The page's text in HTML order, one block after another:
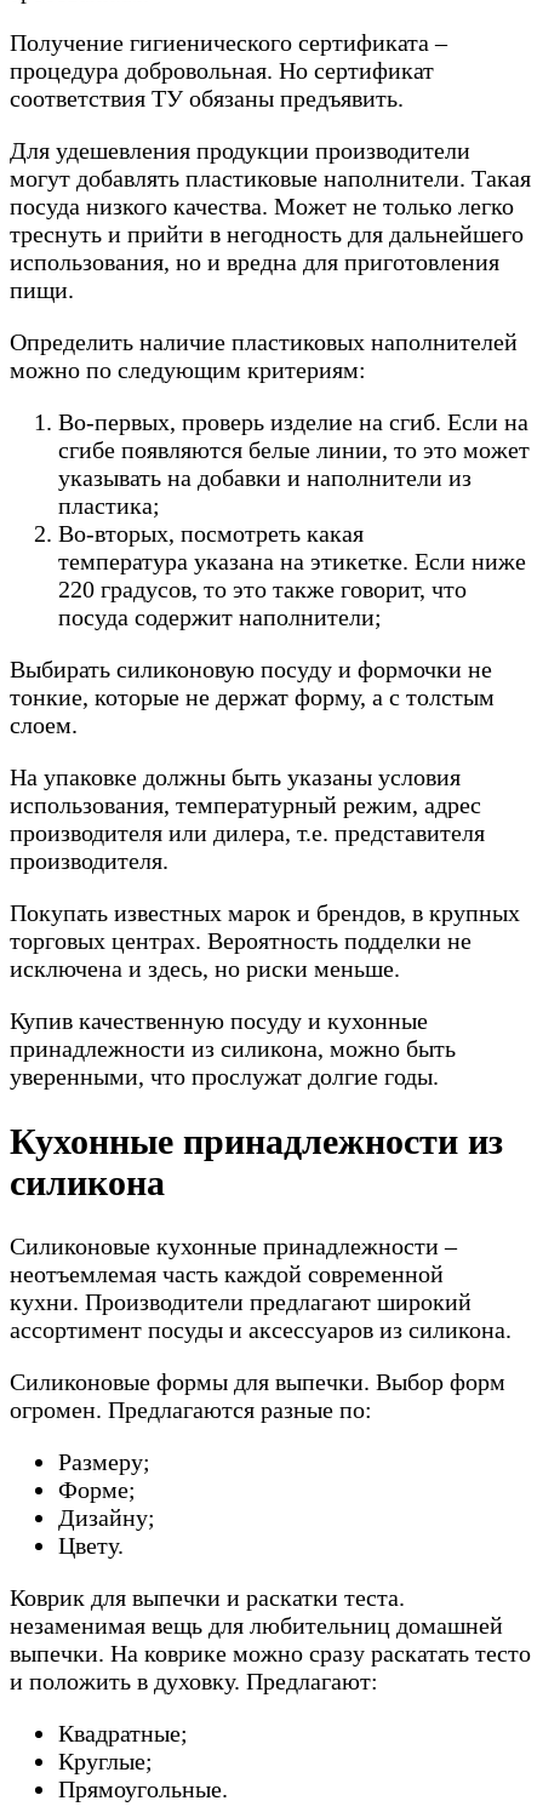
Получение гигиенического сертификата –
процедура добровольная. Но сертификат
соответствия ТУ обязаны предъявить.
Для удешевления продукции производители
могут добавлять пластиковые наполнители. Такая
посуда низкого качества. Может не только легко
треснуть и прийти в негодность для дальнейшего
использования, но и вредна для приготовления
пищи.
Определить наличие пластиковых наполнителей
можно по следующим критериям:
Во-первых, проверь изделие на сгиб. Если на
сгибе появляются белые линии, то это может
указывать на добавки и наполнители из
пластика;
Во-вторых, посмотреть какая
температура указана на этикетке. Если ниже
220 градусов, то это также говорит, что
посуда содержит наполнители;
Выбирать силиконовую посуду и формочки не
тонкие, которые не держат форму, а с толстым
слоем.
На упаковке должны быть указаны условия
использования, температурный режим, адрес
производителя или дилера, т.е. представителя
производителя.
Покупать известных марок и брендов, в крупных
торговых центрах. Вероятность подделки не
исключена и здесь, но риски меньше.
Купив качественную посуду и кухонные
принадлежности из силикона, можно быть
уверенными, что прослужат долгие годы.
Кухонные принадлежности из
силикона
Силиконовые кухонные принадлежности –
неотъемлемая часть каждой современной
кухни. Производители предлагают широкий
ассортимент посуды и аксессуаров из силикона.
Силиконовые формы для выпечки. Выбор форм
огромен. Предлагаются разные по:
Размеру;
Форме;
Дизайну;
Цвету.
Коврик для выпечки и раскатки теста.
незаменимая вещь для любительниц домашней
выпечки. На коврике можно сразу раскатать тесто
и положить в духовку. Предлагают:
Квадратные;
Круглые;
Прямоугольные.